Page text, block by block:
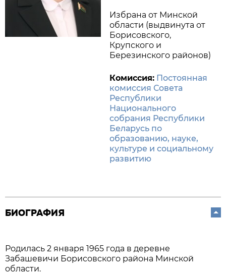
Избрана от Минской
области (выдвинута от
Борисовского,
Крупского и
Березинского районов)
Комиссия: Постоянная
комиссия Совета
Республики
Национального
собрания Республики
Беларусь по
образованию, науке,
культуре и социальному
развитию
БИОГРАФИЯ
Родилась 2 января 1965 года в деревне
Забашевичи Борисовского района Минской
области.